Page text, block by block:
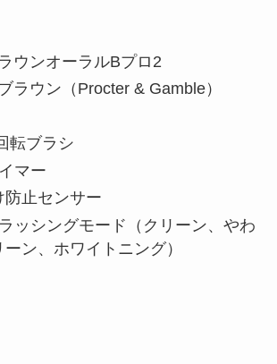
ウンオーラルBプロ2
ラウン（Procter & Gamble）
転ブラシ
マー
防止センサー
ッシングモード（クリーン、やわ
ーン、ホワイトニング）